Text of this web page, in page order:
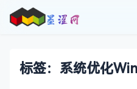
标签：系统优化